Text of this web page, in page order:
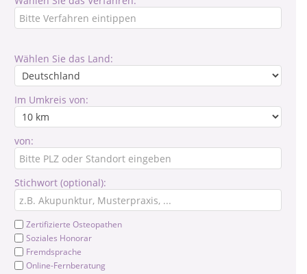
Wählen Sie das Land:
Im Umkreis von:
von:
Stichwort (optional):
Zertifizierte Osteopathen
Soziales Honorar
Fremdsprache
Online-Fernberatung